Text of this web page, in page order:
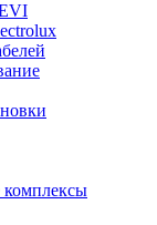
комплексы